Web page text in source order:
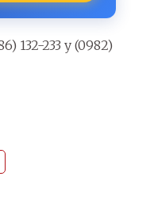
132-233 y (0982)